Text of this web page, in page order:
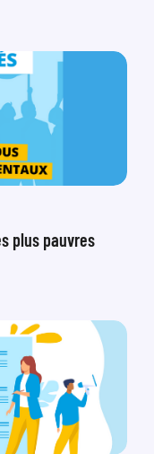
plus pauvres